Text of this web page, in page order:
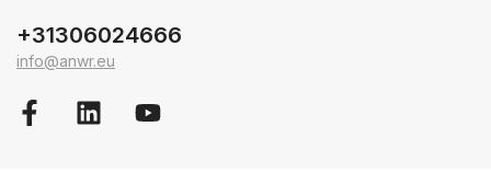
+31306024666
info@anwr.eu